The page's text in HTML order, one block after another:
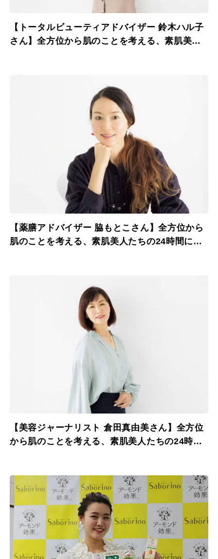
【トータルビューティアドバイザー 鈴木ハル子
さん】全方位から肌のことを考える、素肌美人
【薬膳アドバイザー 脇もとこさん】全方位から
肌のことを考える、素肌美人たちの24時間に密
【美容ジャーナリスト 倉田真由美さん】全方位
から肌のことを考える、素肌美人たちの24時間